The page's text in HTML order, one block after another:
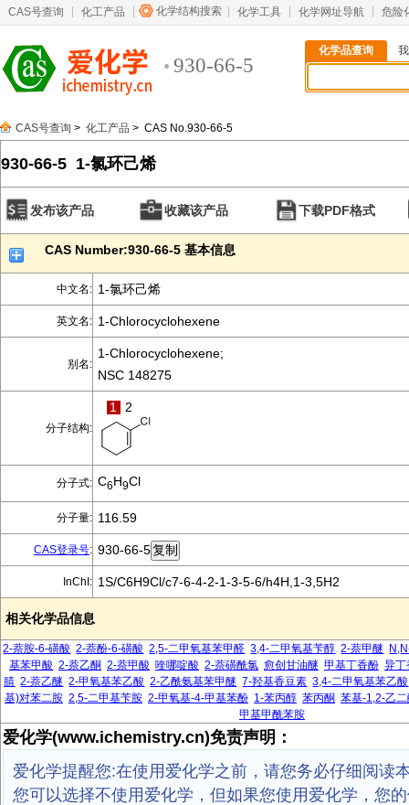
CAS号查询 化工产品 化学结构搜索 化学工具 化学网址导航 危险
930-66-5
化学品查询
CAS号查询 > 化工产品 > CAS No.930-66-5
930-66-5 1-氯环己烯
发布该产品 收藏该产品 下载PDF格式
CAS Number:930-66-5 基本信息
中文名: 1-氯环己烯
英文名: 1-Chlorocyclohexene
别名:
1-Chlorocyclohexene;
NSC 148275
分子结构:
1 2
分子式: C6H9Cl
分子量: 116.59
CAS登录号: 930-66-5
InChI: 1S/C6H9Cl/c7-6-4-2-1-3-5-6/h4H,1-3,5H2
相关化学品信息
2-萘胺-6-磺酸 2-萘酚-6-磺酸 2,5-二甲氧基苯甲醛 3,4-二甲氧基苄醇 2-萘甲醚
基苯甲酸 2-萘乙酮 2-萘甲酸 喹哪啶酸 2-萘磺酰氯 愈创甘油醚 甲基丁香酚 异丁
腈 2-萘乙醚 2-甲氧基苯乙酸 2-乙酰氨基苯甲醚 7-羟基香豆素 3,4-二甲氧基苯乙酸
基)对苯二胺 2,5-二甲基苄胺 2-甲氧基-4-甲基苯酚 1-苯丙醇 苯丙酮 苯基-1,2-乙
甲基甲酰苯胺
爱化学(www.ichemistry.cn)免责声明：
爱化学提醒您:在使用爱化学之前，请您务必仔细阅读
您可以选择不使用爱化学，但如果您使用爱化学，您